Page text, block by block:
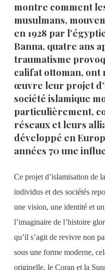
montre comment
musulmans,
en 1928 par
Banna, quatre ans
traumatisme
califat ottoman, ont
œuvre leur projet
société islamique
particulièrement,
réseaux et leurs
développé en
années 70 une
Ce projet d’islamisation de
individus et des sociétés
une vision, une identité et
l’imaginaire de l’histoire
qu’il s’agit de revivre non
sous une forme moderne,
originelle, le Coran et la